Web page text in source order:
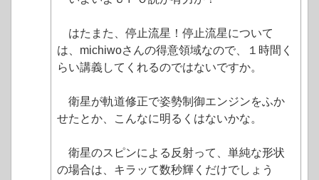
はたまた、停止流星！停止流星について
は、michiwoさんの得意領域なので、１時間く
らい講義してくれるのではないですか。
衛星が軌道修正で姿勢制御エンジンをふか
せたとか、こんなに明るくはないかな。
衛星のスピンによる反射って、単純な形状
の場合は、キラッて数秒輝くだけでしょう